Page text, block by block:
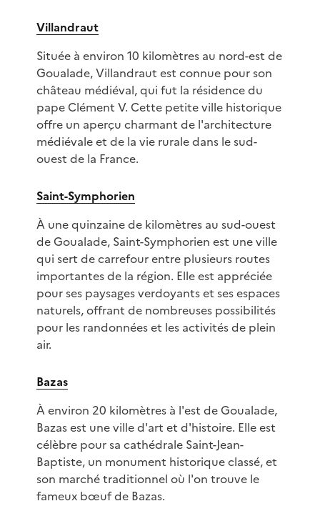
Villandraut
Située à environ 10 kilomètres au nord-est de
Goualade, Villandraut est connue pour son
château médiéval, qui fut la résidence du
pape Clément V. Cette petite ville historique
offre un aperçu charmant de l'architecture
médiévale et de la vie rurale dans le sud-
ouest de la France.
Saint-Symphorien
À une quinzaine de kilomètres au sud-ouest
de Goualade, Saint-Symphorien est une ville
qui sert de carrefour entre plusieurs routes
importantes de la région. Elle est appréciée
pour ses paysages verdoyants et ses espaces
naturels, offrant de nombreuses possibilités
pour les randonnées et les activités de plein
air.
Bazas
À environ 20 kilomètres à l'est de Goualade,
Bazas est une ville d'art et d'histoire. Elle est
célèbre pour sa cathédrale Saint-Jean-
Baptiste, un monument historique classé, et
son marché traditionnel où l'on trouve le
fameux bœuf de Bazas.